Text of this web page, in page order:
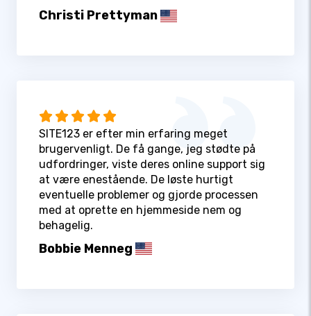
Christi Prettyman
SITE123 er efter min erfaring meget
brugervenligt. De få gange, jeg stødte på
udfordringer, viste deres online support sig
at være enestående. De løste hurtigt
eventuelle problemer og gjorde processen
med at oprette en hjemmeside nem og
behagelig.
Bobbie Menneg